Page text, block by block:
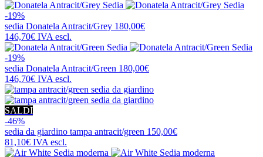
-19%
sedia Donatela Antracit/Grey 180,00€
146,70€ IVA escl.
-19%
sedia Donatela Antracit/Green 180,00€
146,70€ IVA escl.
SALDI
-46%
sedia da giardino tampa antracit/green 150,00€
81,10€ IVA escl.